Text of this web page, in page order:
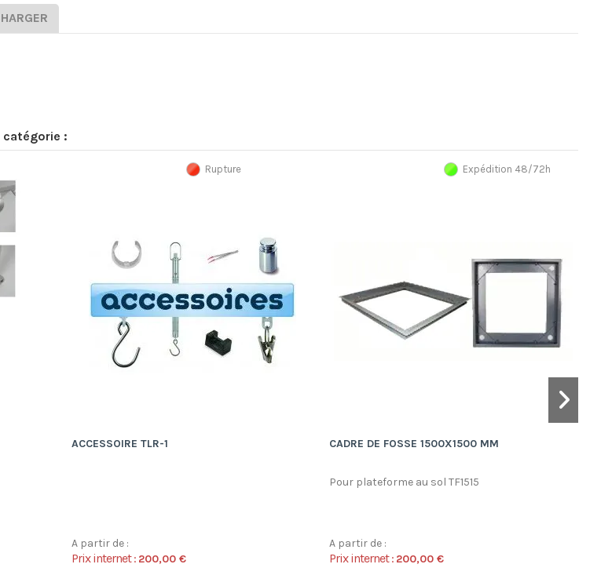
catégorie :
ACCESSOIRE TLR-1
Rupture
A partir de :
Prix internet : 200,00 €
CADRE DE FOSSE 1500X1500 MM
Pour plateforme au sol TF1515
Expédition 48/72h
A partir de :
Prix internet : 200,00 €